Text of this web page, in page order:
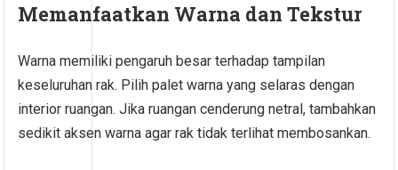
Memanfaatkan Warna dan Tekstur
Warna memiliki pengaruh besar terhadap tampilan
keseluruhan rak. Pilih palet warna yang selaras dengan
interior ruangan. Jika ruangan cenderung netral, tambahkan
sedikit aksen warna agar rak tidak terlihat membosankan.